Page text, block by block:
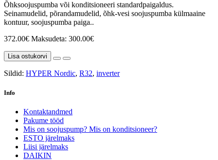
Õhksoojuspumba või konditsioneeri standardpaigaldus.
Seinamudelid, põrandamudelid, õhk-vesi soojuspumba külmaaine
kontuur, soojuspumba paiga..
372.00€ Maksudeta: 300.00€
Lisa ostukorvi
Sildid: HYPER Nordic, R32, inverter
Info
Kontaktandmed
Pakume tööd
Mis on soojuspump? Mis on konditsioneer?
ESTO järelmaks
Liisi järelmaks
DAIKIN